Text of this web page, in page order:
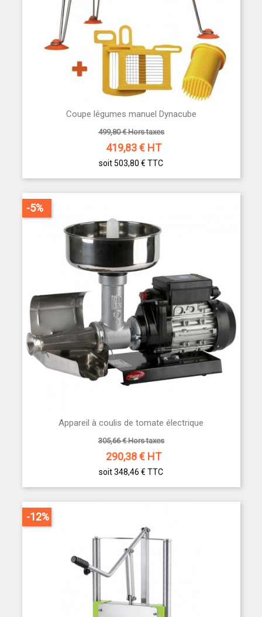
Coupe légumes manuel Dynacube
499,80 € Hors taxes
419,83€ HT
soit 503,80 € TTC
Appareil à coulis de tomate électrique
305,66 € Hors taxes
290,38€ HT
soit 348,46 € TTC
-5%
-12%